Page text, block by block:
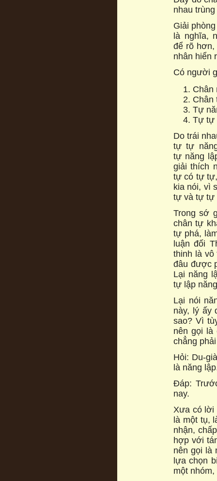
nhau
Giải
là nghĩa,
để rõ hơn,
nhân hiển
Có người
Chân
Chân
Tự
Tự tự
Do trái
tự tự
tự năng
giải thích
tự có tự
kia nói, vì
tự và tự tự
Trong sớ
chân tự
tự phá,
luận đối
thinh là
đâu được
Lại năng
tự lập
Lại nói
này, lý ấy
sao? Vì
nên gọi là
chẳng
Hỏi: Du-
là năng
Đáp:
nay.
Xưa có lời
là một tụ,
nhận,
hợp với
nên gọi là
lựa chọn
một